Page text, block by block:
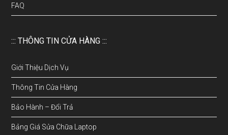
FAQ
::: THÔNG TIN CỬA HÀNG :::
Giới Thiệu Dịch Vụ
Thông Tin Cửa Hàng
Bảo Hành – Đổi Trả
Bảng Giá Sửa Chữa Laptop